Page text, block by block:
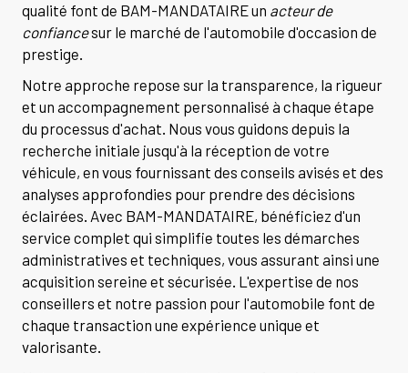
qualité font de BAM-MANDATAIRE un acteur de
confiancesur le marché de l'automobile d'occasion de
prestige.
Notre approche repose sur la transparence, la rigueur
et un accompagnement personnalisé à chaque étape
du processus d'achat. Nous vous guidons depuis la
recherche initiale jusqu'à la réception de votre
véhicule, en vous fournissant des conseils avisés et des
analyses approfondies pour prendre des décisions
éclairées. Avec BAM-MANDATAIRE, bénéficiez d'un
service complet qui simplifie toutes les démarches
administratives et techniques, vous assurant ainsi une
acquisition sereine et sécurisée. L'expertise de nos
conseillers et notre passion pour l'automobile font de
chaque transaction une expérience unique et
valorisante.